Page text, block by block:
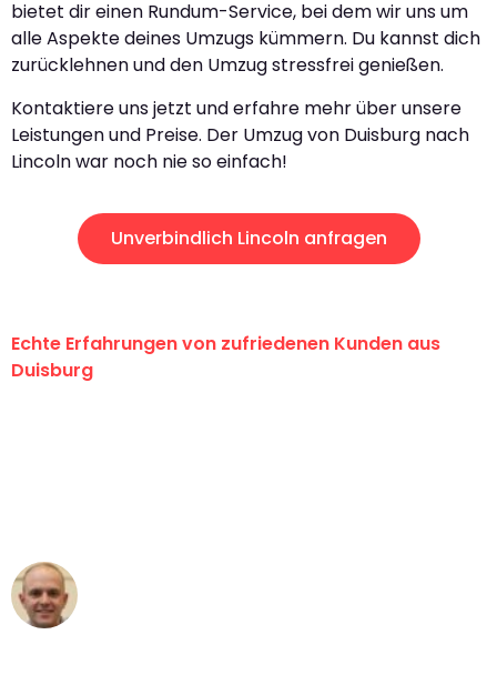
bietet dir einen Rundum-Service, bei dem wir uns um
alle Aspekte deines Umzugs kümmern. Du kannst dich
zurücklehnen und den Umzug stressfrei genießen.
Kontaktiere uns jetzt und erfahre mehr über unsere
Leistungen und Preise. Der Umzug von Duisburg nach
Lincoln war noch nie so einfach!
Unverbindlich Lincoln anfragen
Echte Erfahrungen von zufriedenen Kunden aus
Duisburg